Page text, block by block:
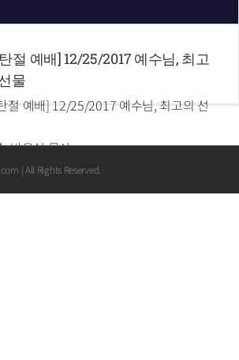
절 예배] 12/25/2017 예수님, 최고
물
절 예배] 12/25/2017 예수님, 최고의 선
: 박은성 목사
복음 3장 16절
| All Rights Reserved.